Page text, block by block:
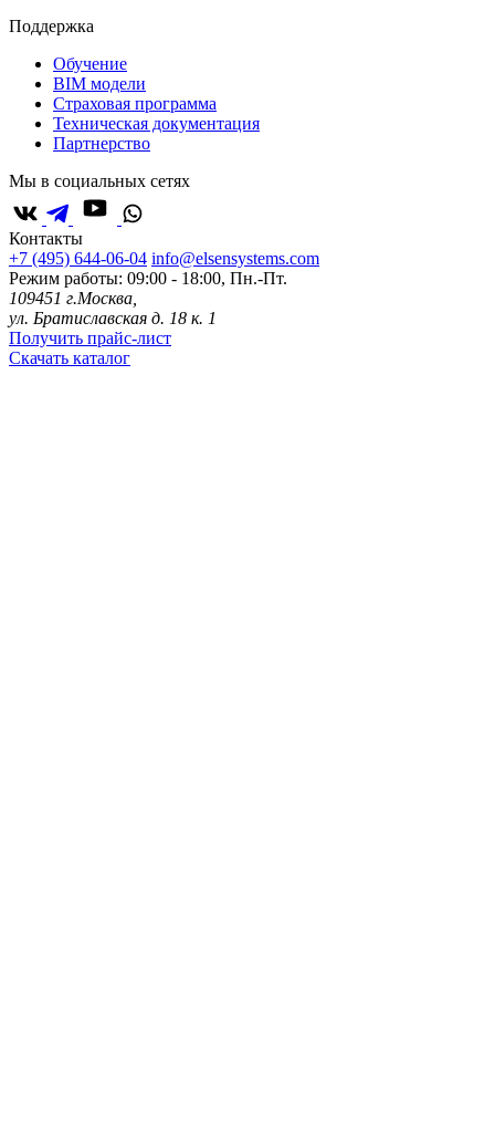
Поддержка
Обучение
BIM модели
Страховая программа
Техническая документация
Партнерство
Мы в социальных сетях
Контакты
+7 (495) 644-06-04 info@elsensystems.com
Режим работы: 09:00 - 18:00, Пн.-Пт.
109451 г.Москва,
ул. Братиславская д. 18 к. 1
Получить прайс-лист
Скачать каталог